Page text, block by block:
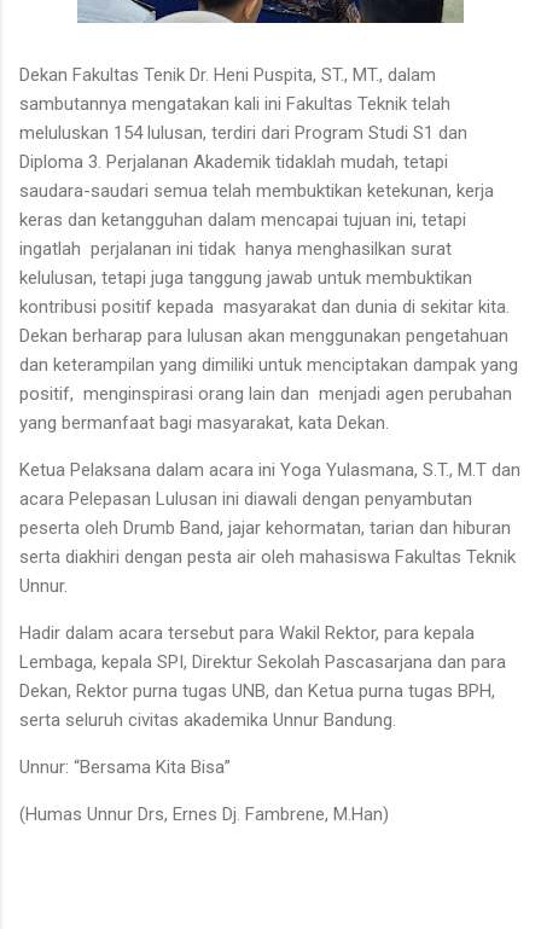
Dekan Fakultas Tenik Dr. Heni Puspita, ST., MT., dalam
sambutannya mengatakan kali ini Fakultas Teknik telah
meluluskan 154 lulusan, terdiri dari Program Studi S1 dan
Diploma 3. Perjalanan Akademik tidaklah mudah, tetapi
saudara-saudari semua telah membuktikan ketekunan, kerja
keras dan ketangguhan dalam mencapai tujuan ini, tetapi
ingatlah perjalanan ini tidak hanya menghasilkan surat
kelulusan, tetapi juga tanggung jawab untuk membuktikan
kontribusi positif kepada masyarakat dan dunia di sekitar kita.
Dekan berharap para lulusan akan menggunakan pengetahuan
dan keterampilan yang dimiliki untuk menciptakan dampak yang
positif, menginspirasi orang lain dan menjadi agen perubahan
yang bermanfaat bagi masyarakat, kata Dekan.
Ketua Pelaksana dalam acara ini Yoga Yulasmana, S.T., M.T dan
acara Pelepasan Lulusan ini diawali dengan penyambutan
peserta oleh Drumb Band, jajar kehormatan, tarian dan hiburan
serta diakhiri dengan pesta air oleh mahasiswa Fakultas Teknik
Unnur.
Hadir dalam acara tersebut para Wakil Rektor, para kepala
Lembaga, kepala SPI, Direktur Sekolah Pascasarjana dan para
Dekan, Rektor purna tugas UNB, dan Ketua purna tugas BPH,
serta seluruh civitas akademika Unnur Bandung.
Unnur: “Bersama Kita Bisa”
(Humas Unnur Drs, Ernes Dj. Fambrene, M.Han)